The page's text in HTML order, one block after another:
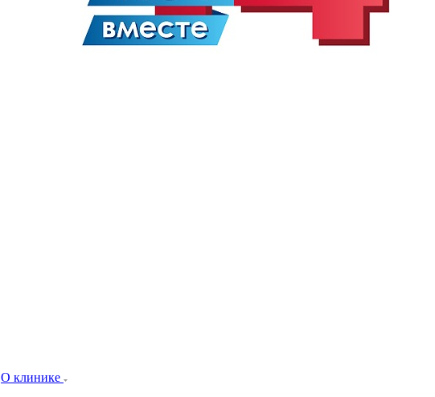
О клинике